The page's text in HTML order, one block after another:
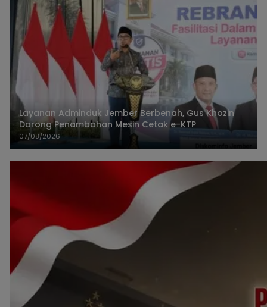
Layanan Adminduk Jember Berbenah, Gus Khozin
Dorong Penambahan Mesin Cetak e-KTP
07/08/2026